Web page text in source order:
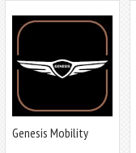
Genesis Mobility